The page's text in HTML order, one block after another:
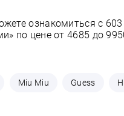
ознакомиться с
по цене от 4685 до
Miu Miu Guess